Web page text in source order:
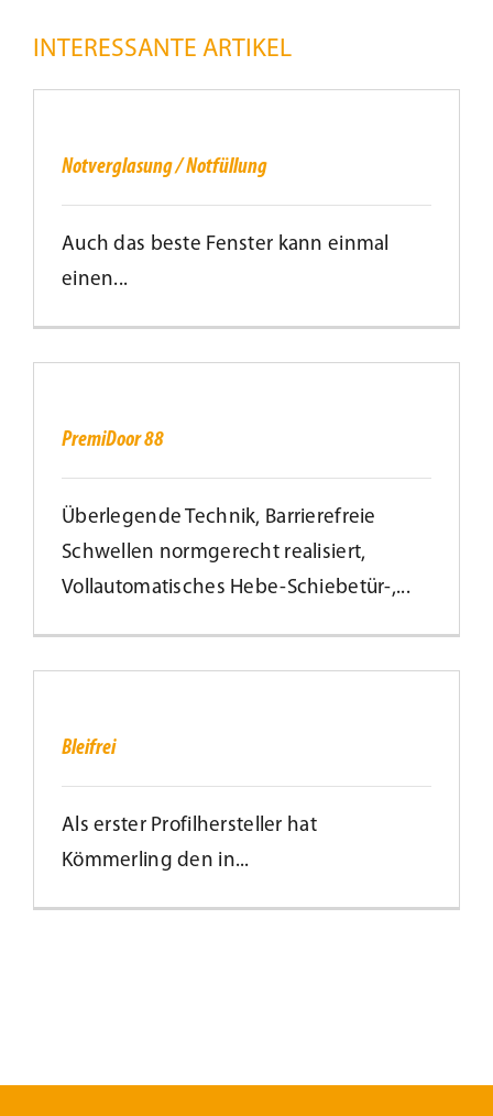
INTERESSANTE ARTIKEL
Notverglasung
Notverglasung / Notfüllung
Auch das beste Fenster kann einmal
einen...
PremiDoor 88
Überlegende Technik, Barrierefreie
Schwellen normgerecht realisiert,
Vollautomatisches Hebe-Schiebetür-,...
Bleifrei
Als erster Profilhersteller hat
Kömmerling den in...